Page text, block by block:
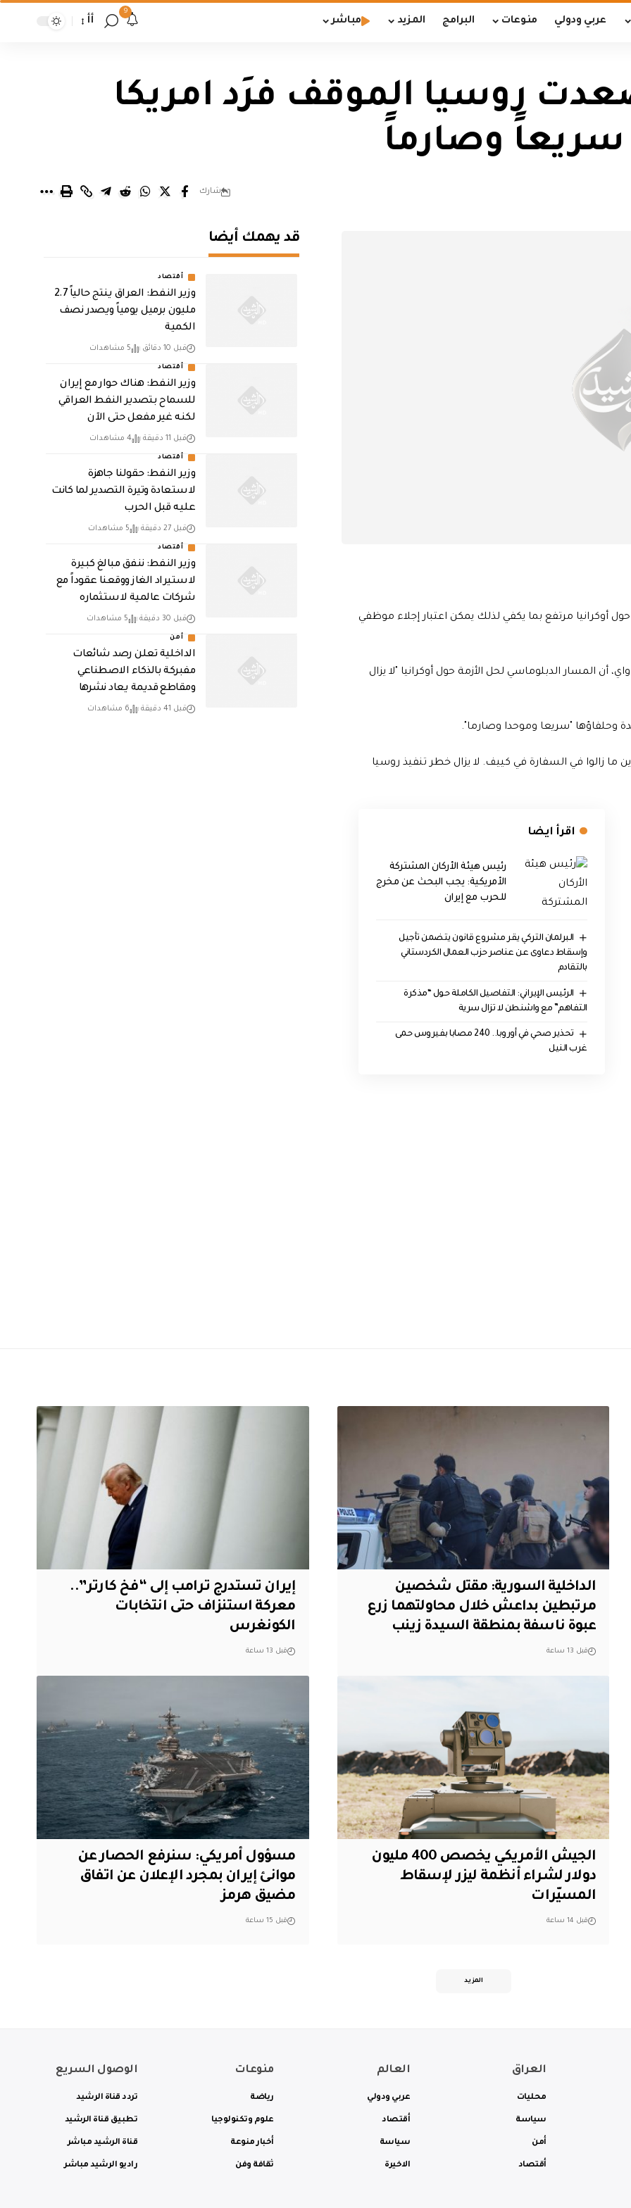
عربي ودولي منوعات البرامج المزيد مباشر
9
أأ
روسيا الموقف فرَد امريكا
وصارماً
شارك
أوكرانيا مرتفع بما يكفي لذلك يمكن اعتبار إجلاء موظفي
أن المسار الدبلوماسي لحل الأزمة حول أوكرانيا "لا يزال
وحلفاؤها "سريعا وموحدا وصارما".
ما زالوا في السفارة في كييف. لا يزال خطر تنفيذ روسيا
اقرأ ايضا
رئيس هيئة الأركان المشتركة
الأمريكية: يجب البحث عن مخرج
للحرب مع إيران
البرلمان التركي يقر مشروع قانون يتضمن تأجيل
وإسقاط دعاوى عن عناصر حزب العمال الكردستاني
بالتقادم
الرئيس الإيراني: التفاصيل الكاملة حول “مذكرة
التفاهم” مع واشنطن لا تزال سرية
تحذير صحي في أوروبا.. 240 مصابا بفيروس حمى
غرب النيل
قد يهمك أيضا
أقتصاد
وزير النفط: العراق ينتج حالياً 2.7
مليون برميل يومياً ويصدر نصف
الكمية
قبل 10 دقائق 5 مشاهدات
أقتصاد
وزير النفط: هناك حوار مع إيران
للسماح بتصدير النفط العراقي
لكنه غير مفعل حتى الآن
قبل 11 دقيقة 4 مشاهدات
أقتصاد
وزير النفط: حقولنا جاهزة
لاستعادة وتيرة التصدير لما كانت
عليه قبل الحرب
قبل 27 دقيقة 5 مشاهدات
أقتصاد
وزير النفط: ننفق مبالغ كبيرة
لاستيراد الغاز ووقعنا عقوداً مع
شركات عالمية لاستثماره
قبل 30 دقيقة 5 مشاهدات
أمن
الداخلية تعلن رصد شائعات
مفبركة بالذكاء الاصطناعي
ومقاطع قديمة يعاد نشرها
قبل 41 دقيقة 6 مشاهدات
الداخلية السورية: مقتل شخصين
مرتبطين بداعش خلال محاولتهما زرع
عبوة ناسفة بمنطقة السيدة زينب
قبل 13 ساعة
إيران تستدرج ترامب إلى “فخ كارتر”..
معركة استنزاف حتى انتخابات
الكونغرس
قبل 13 ساعة
الجيش الأمريكي يخصص 400 مليون
دولار لشراء أنظمة ليزر لإسقاط
المسيّرات
قبل 14 ساعة
مسؤول أمريكي: سنرفع الحصار عن
موانئ إيران بمجرد الإعلان عن اتفاق
مضيق هرمز
قبل 15 ساعة
المزيد
العراق
محليات
سياسة
أمن
أقتصاد
العالم
عربي ودولي
أقتصاد
سياسة
الاخيرة
منوعات
رياضة
علوم وتكنولوجيا
أخبار منوعة
ثقافة وفن
الوصول السريع
تردد قناة الرشيد
تطبيق قناة الرشيد
قناة الرشيد مباشر
راديو الرشيد مباشر